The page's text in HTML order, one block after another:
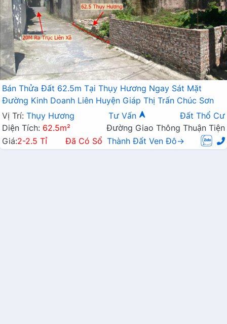
Bán Thửa Đất 62.5m Tại Thụy Hương Ngay Sát Mặt
Đường Kinh Doanh Liên Huyện Giáp Thị Trấn Chúc Sơn
Vị Trí: Thụy Hương Tư Vấn
Đất Thổ Cư
Diện Tích: 62.5m²
Đường Giao Thông Thuận Tiện
Giá:2-2.5 Tỉ Đã Có Sổ Thành Đất Ven Đô→